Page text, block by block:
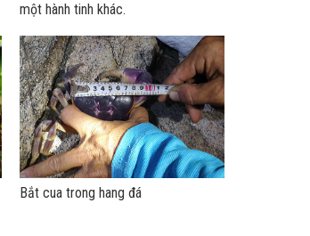
một hành tinh khác.
Bắt cua trong hang đá